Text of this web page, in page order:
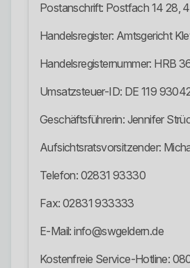
Postanschrift: Postfach 14 28,
Handelsregister: Amtsgericht
Handelsregisternummer: HRB
Umsatzsteuer-ID: DE 119
Geschäftsführerin: Jennifer
Aufsichtsratsvorsitzender:
Telefon: 02831 93330
Fax: 02831 933333
E-Mail: info@swgeldern.de
Kostenfreie Service-Hotline: